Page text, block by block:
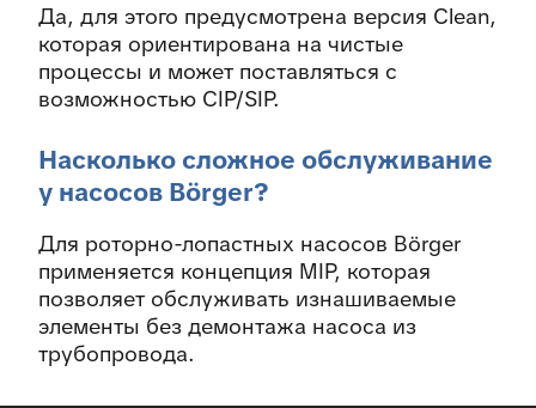
Да, для этого предусмотрена версия Clean,
которая ориентирована на чистые
процессы и может поставляться с
возможностью CIP/SIP.
Насколько сложное обслуживание
у насосов Börger?
Для роторно-лопастных насосов Börger
применяется концепция MIP, которая
позволяет обслуживать изнашиваемые
элементы без демонтажа насоса из
трубопровода.